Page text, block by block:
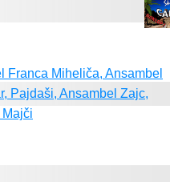
Franca Miheliča, Ansambel
Pajdaši, Ansambel Zajc,